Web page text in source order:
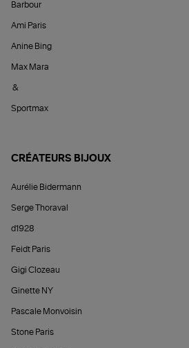
Barbour
Ami Paris
Anine Bing
Max Mara
&
Sportmax
CRÉATEURS BIJOUX
Aurélie Bidermann
Serge Thoraval
d1928
Feidt Paris
Gigi Clozeau
Ginette NY
Pascale Monvoisin
Stone Paris